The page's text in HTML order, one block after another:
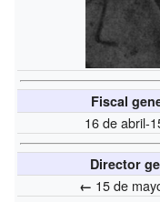
Fiscal
16 de abril-
Director
← 15 de